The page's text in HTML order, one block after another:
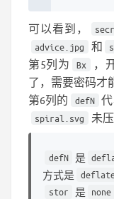
可以看到，
advice.jpg 和
第5列为
Bx ，
了，需要密码才
第6列的
defN
spiral.svg 未压
defN 是
方式是
stor
是